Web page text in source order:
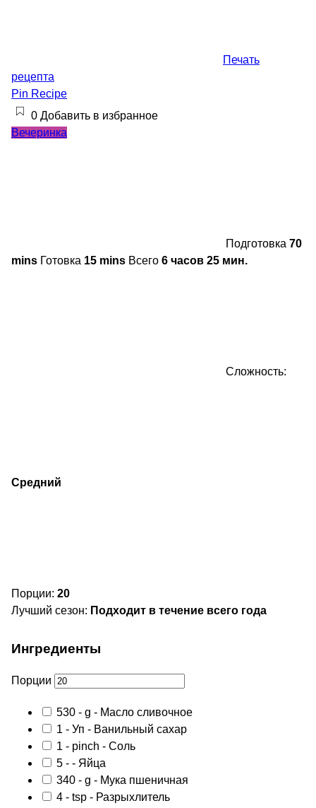
Печать
рецепта
Pin Recipe
0 Добавить в избранное
Вечеринка
Подготовка 70
mins Готовка 15 mins Всего 6 часов 25 мин.
Сложность:
Средний
Порции: 20
Лучший сезон: Подходит в течение всего года
Ингредиенты
Порции
530 - g - Масло сливочное
1 - Уп - Ванильный сахар
1 - pinch - Соль
5 - - Яйца
340 - g - Мука пшеничная
4 - tsp - Разрыхлитель